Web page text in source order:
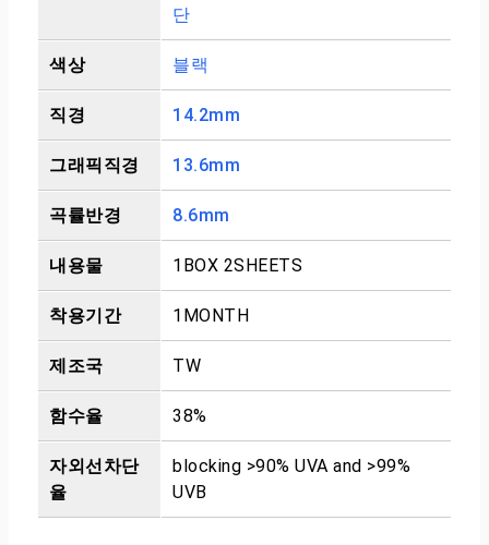
단
색상 블랙
직경 14.2mm
그래픽직경 13.6mm
곡률반경 8.6mm
내용물 1BOX 2SHEETS
착용기간 1MONTH
제조국 TW
함수율 38%
자외선차단
율
blocking >90% UVA and >99%
UVB